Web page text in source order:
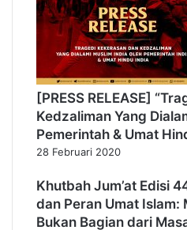
[PRESS RELEASE]
Kedzaliman Yang
Pemerintah & Umat
28 Februari 2020
Khutbah Jum’at Edisi
dan Peran Umat Islam:
Bukan Bagian dari